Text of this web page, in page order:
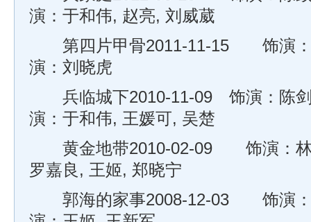
演：于和伟, 赵亮, 刘威葳
第四片甲骨2011-11-15 饰演：
演：刘晓虎
兵临城下2010-11-09 饰演：陈剑
演：于和伟, 王媛可, 吴楚
黄金地带2010-02-09 饰演：林
罗嘉良, 王姬, 郑晓宁
郭海的家事2008-12-03 饰演：